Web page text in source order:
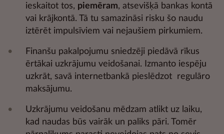
ieskaitot tos, piemēram, atsevišķā bankas kontā
vai krājkontā. Tā tu samazināsi risku šo naudu
iztērēt impulsīviem vai nejaušiem pirkumiem.
Finanšu pakalpojumu sniedzēji piedāvā rīkus
ērtākai uzkrājumu veidošanai. Izmanto iespēju
uzkrāt, savā internetbankā pieslēdzot regulāro
maksājumu.
Uzkrājumu veidošanu mēdzam atlikt uz laiku,
kad naudas būs vairāk un paliks pāri. Tomēr